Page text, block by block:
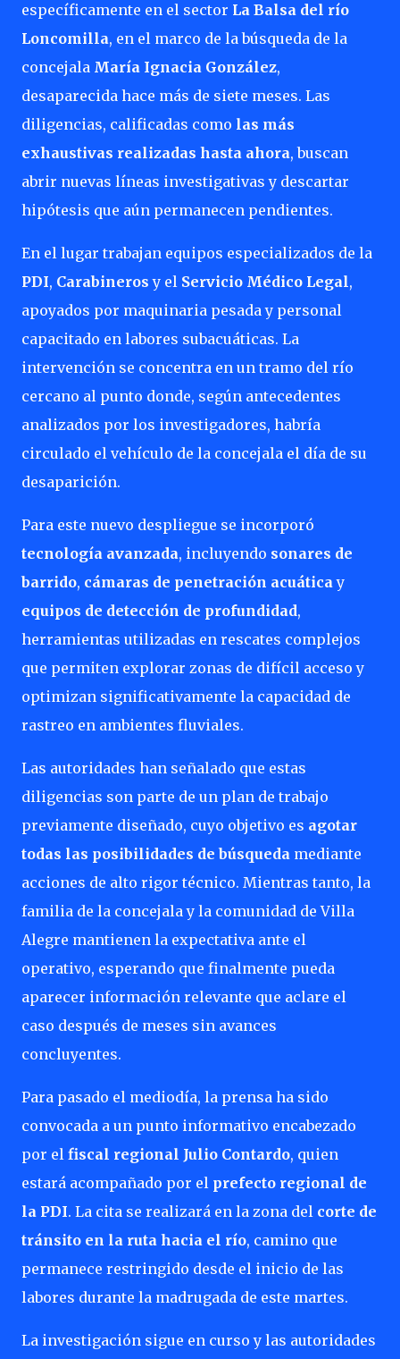
específicamente en el sector La Balsa del río
Loncomilla, en el marco de la búsqueda de la
concejala María Ignacia González,
desaparecida hace más de siete meses. Las
diligencias, calificadas como las más
exhaustivas realizadas hasta ahora, buscan
abrir nuevas líneas investigativas y descartar
hipótesis que aún permanecen pendientes.
En el lugar trabajan equipos especializados de la
PDI, Carabineros y el Servicio Médico Legal,
apoyados por maquinaria pesada y personal
capacitado en labores subacuáticas. La
intervención se concentra en un tramo del río
cercano al punto donde, según antecedentes
analizados por los investigadores, habría
circulado el vehículo de la concejala el día de su
desaparición.
Para este nuevo despliegue se incorporó
tecnología avanzada, incluyendo sonares de
barrido, cámaras de penetración acuáticay
equipos de detección de profundidad,
herramientas utilizadas en rescates complejos
que permiten explorar zonas de difícil acceso y
optimizan significativamente la capacidad de
rastreo en ambientes fluviales.
Las autoridades han señalado que estas
diligencias son parte de un plan de trabajo
previamente diseñado, cuyo objetivo es agotar
todas las posibilidades de búsqueda mediante
acciones de alto rigor técnico. Mientras tanto, la
familia de la concejala y la comunidad de Villa
Alegre mantienen la expectativa ante el
operativo, esperando que finalmente pueda
aparecer información relevante que aclare el
caso después de meses sin avances
concluyentes.
Para pasado el mediodía, la prensa ha sido
convocada a un punto informativo encabezado
por el fiscal regional Julio Contardo, quien
estará acompañado por el prefecto regional de
la PDI. La cita se realizará en la zona del corte de
tránsito en la ruta hacia el río, camino que
permanece restringido desde el inicio de las
labores durante la madrugada de este martes.
La investigación sigue en curso y las autoridades